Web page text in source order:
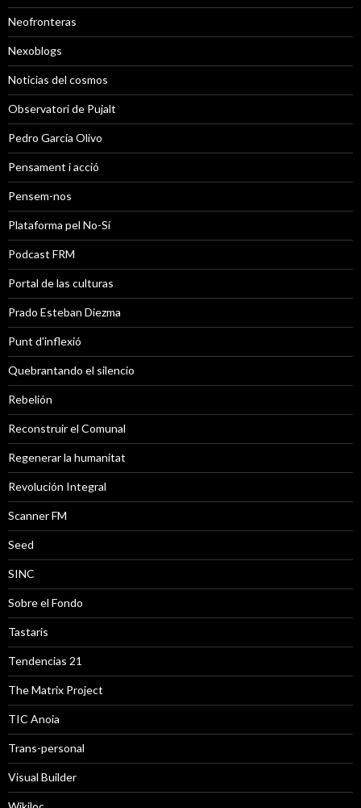
Neofronteras
Nexoblogs
Noticias del cosmos
Observatori de Pujalt
Pedro García Olivo
Pensament i acció
Pensem-nos
Plataforma pel No-Sí
Podcast FRM
Portal de las culturas
Prado Esteban Diezma
Punt d'inflexió
Quebrantando el silencio
Rebelión
Reconstruir el Comunal
Regenerar la humanitat
Revolución Integral
Scanner FM
Seed
SINC
Sobre el Fondo
Tastaris
Tendencias 21
The Matrix Project
TIC Anoia
Trans-personal
Visual Builder